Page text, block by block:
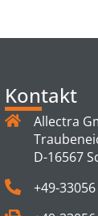
Kontakt
Allectra
D-16567
+49-